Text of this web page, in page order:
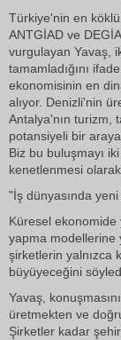
Türkiye'nin en
ANTGİAD ve
vurgulayan Yavaş,
tamamladığını
ekonomisinin en
alıyor. Denizli'nin
Antalya'nın turizm,
potansiyeli bir
Biz bu buluşmayı
kenetlenmesi
"İş dünyasında
Küresel ekonomide
yapma modellerine
şirketlerin yalnızca
büyüyeceğini
Yavaş,
üretmekten ve
Şirketler kadar